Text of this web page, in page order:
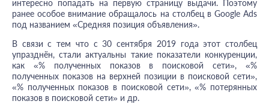
интересно попадать на первую страницу выдачи. Поэтому
ранее особое внимание обращалось на столбец в Google Ads
под названием «Средняя позиция объявления».
В связи с тем что с 30 сентября 2019 года этот столбец
упразднён, стали актуальны такие показатели конкуренции,
как «% полученных показов в поисковой сети», «%
полученных показов на верхней позиции в поисковой сети»,
«% полученных показов в поисковой сети», «% потерянных
показов в поисковой сети» и др.